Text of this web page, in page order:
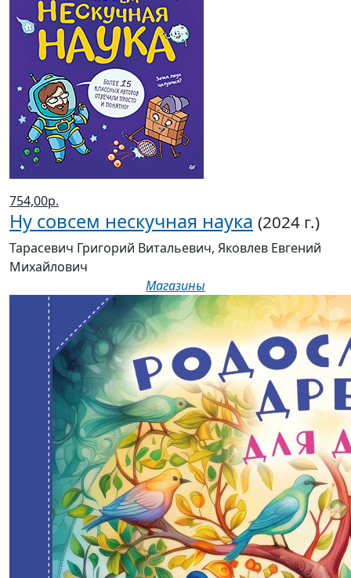
754,00р.
Ну совсем нескучная наука (2024 г.)
Тарасевич Григорий Витальевич, Яковлев Евгений
Михайлович
Магазины